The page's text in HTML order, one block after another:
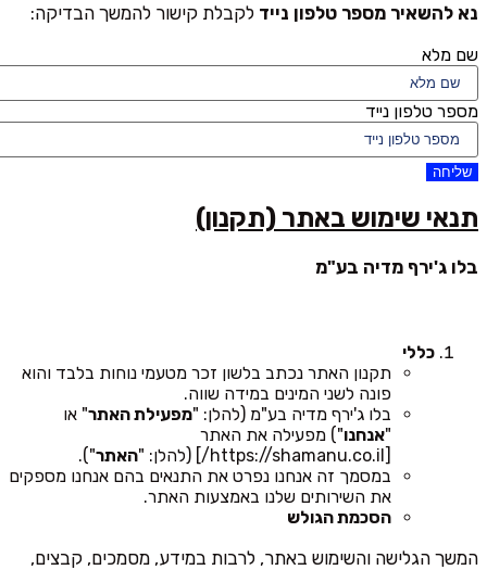
נא להשאיר מספר טלפון נייד לקבלת קישור להמשך הבדיקה:
שם מלא
מספר טלפון נייד
שליחה
תנאי שימוש באתר (תקנון)
בלו ג'ירף מדיה בע"מ
כללי
תקנון האתר נכתב בלשון זכר מטעמי נוחות בלבד והוא
פונה לשני המינים במידה שווה.
בלו ג'ירף מדיה בע"מ (להלן: "מפעילת האתר" או
"אנחנו") מפעילה את האתר
[https://shamanu.co.il/] (להלן: "
האתר").
במסמך זה אנחנו נפרט את התנאים בהם אנחנו מספקים
את השירותים שלנו באמצעות האתר.
הסכמת הגולש
המשך הגלישה והשימוש באתר, לרבות במידע, מסמכים, קבצים,